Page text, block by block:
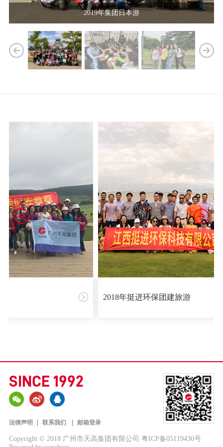
2019年集团日本游
2018年挺进环保团建旅游
SINCE 1992
法律声明 联系我们 邮箱登录
Copyright © 2018 广州市天高集团有限公司 粤ICP备05119430号